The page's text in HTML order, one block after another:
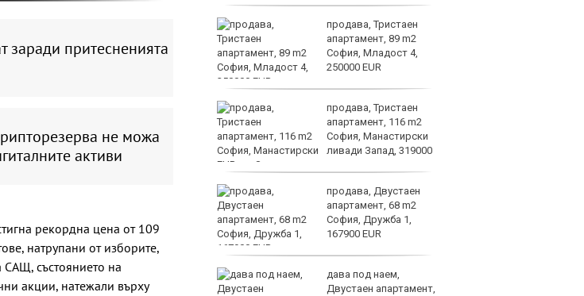
заради притесненията
не можа
активи
рекордна цена от 109
натрупани от изборите,
САЩ, състоянието на
акции, натежали върху
медицината
Във Варна наградиха
победителите в
продава, Тристаен
апартамент, 89 m2
София, Младост 4,
250000 EUR
продава, Тристаен
апартамент, 116 m2
София, Манастирски
ливади Запад, 319000
EUR
продава, Двустаен
апартамент, 68 m2
София, Дружба 1,
167900 EUR
дава под наем,
Двустаен апартамент,